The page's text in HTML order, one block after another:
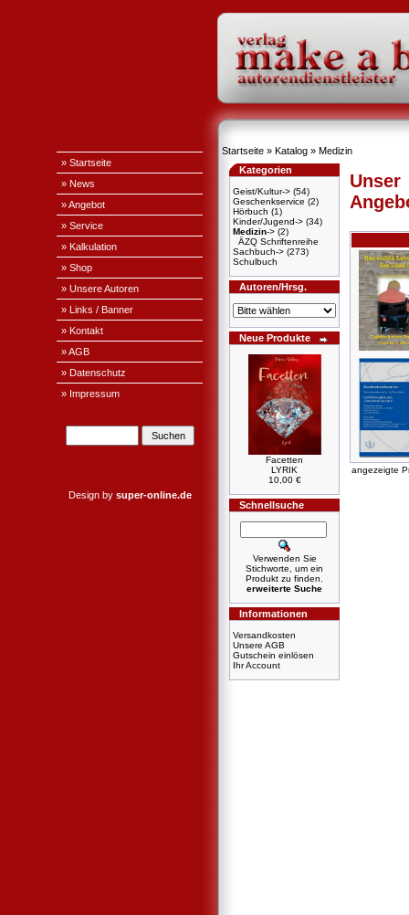
» Startseite
» News
» Angebot
» Service
» Kalkulation
» Shop
» Unsere Autoren
» Links / Banner
» Kontakt
» AGB
» Datenschutz
» Impressum
Design by super-online.de
Startseite » Katalog » Medizin
Kategorien
Geist/Kultur-> (54)
Geschenkservice (2)
Hörbuch (1)
Kinder/Jugend-> (34)
Medizin-> (2)
ÄZQ Schriftenreihe
Sachbuch-> (273)
Schulbuch
Autoren/Hrsg.
Neue Produkte
Facetten
LYRIK
10,00 €
Schnellsuche
Verwenden Sie
Stichworte, um ein
Produkt zu finden.
erweiterte Suche
Informationen
Versandkosten
Unsere AGB
Gutschein einlösen
Ihr Account
Unser
angezeigte